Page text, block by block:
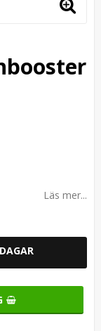
Läs mer...